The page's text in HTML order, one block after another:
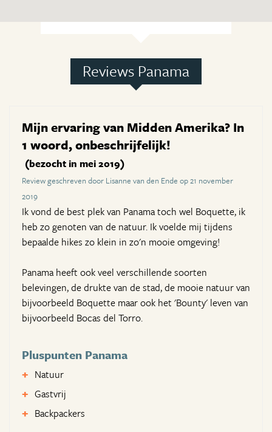
Reviews Panama
Mijn ervaring van Midden Amerika? In
1 woord, onbeschrijfelijk!
(bezocht in mei 2019)
Review geschreven door Lisanne van den Ende op 21 november
2019
Ik vond de best plek van Panama toch wel Boquette, ik
heb zo genoten van de natuur. Ik voelde mij tijdens
bepaalde hikes zo klein in zo'n mooie omgeving!
Panama heeft ook veel verschillende soorten
belevingen, de drukte van de stad, de mooie natuur van
bijvoorbeeld Boquette maar ook het 'Bounty' leven van
bijvoorbeeld Bocas del Torro.
Pluspunten Panama
Natuur
Gastvrij
Backpackers